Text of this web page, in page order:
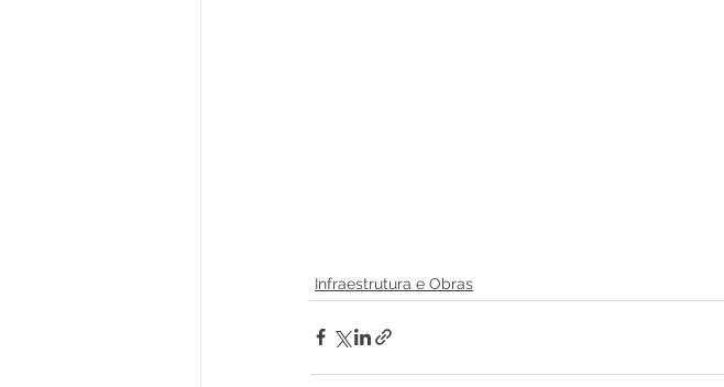
Infraestrutura e Obras